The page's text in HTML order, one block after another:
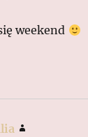
weekend